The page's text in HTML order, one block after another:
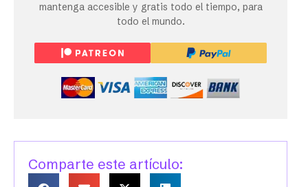
mantenga accesible y gratis todo el tiempo, para
todo el mundo.
Comparte este artículo: